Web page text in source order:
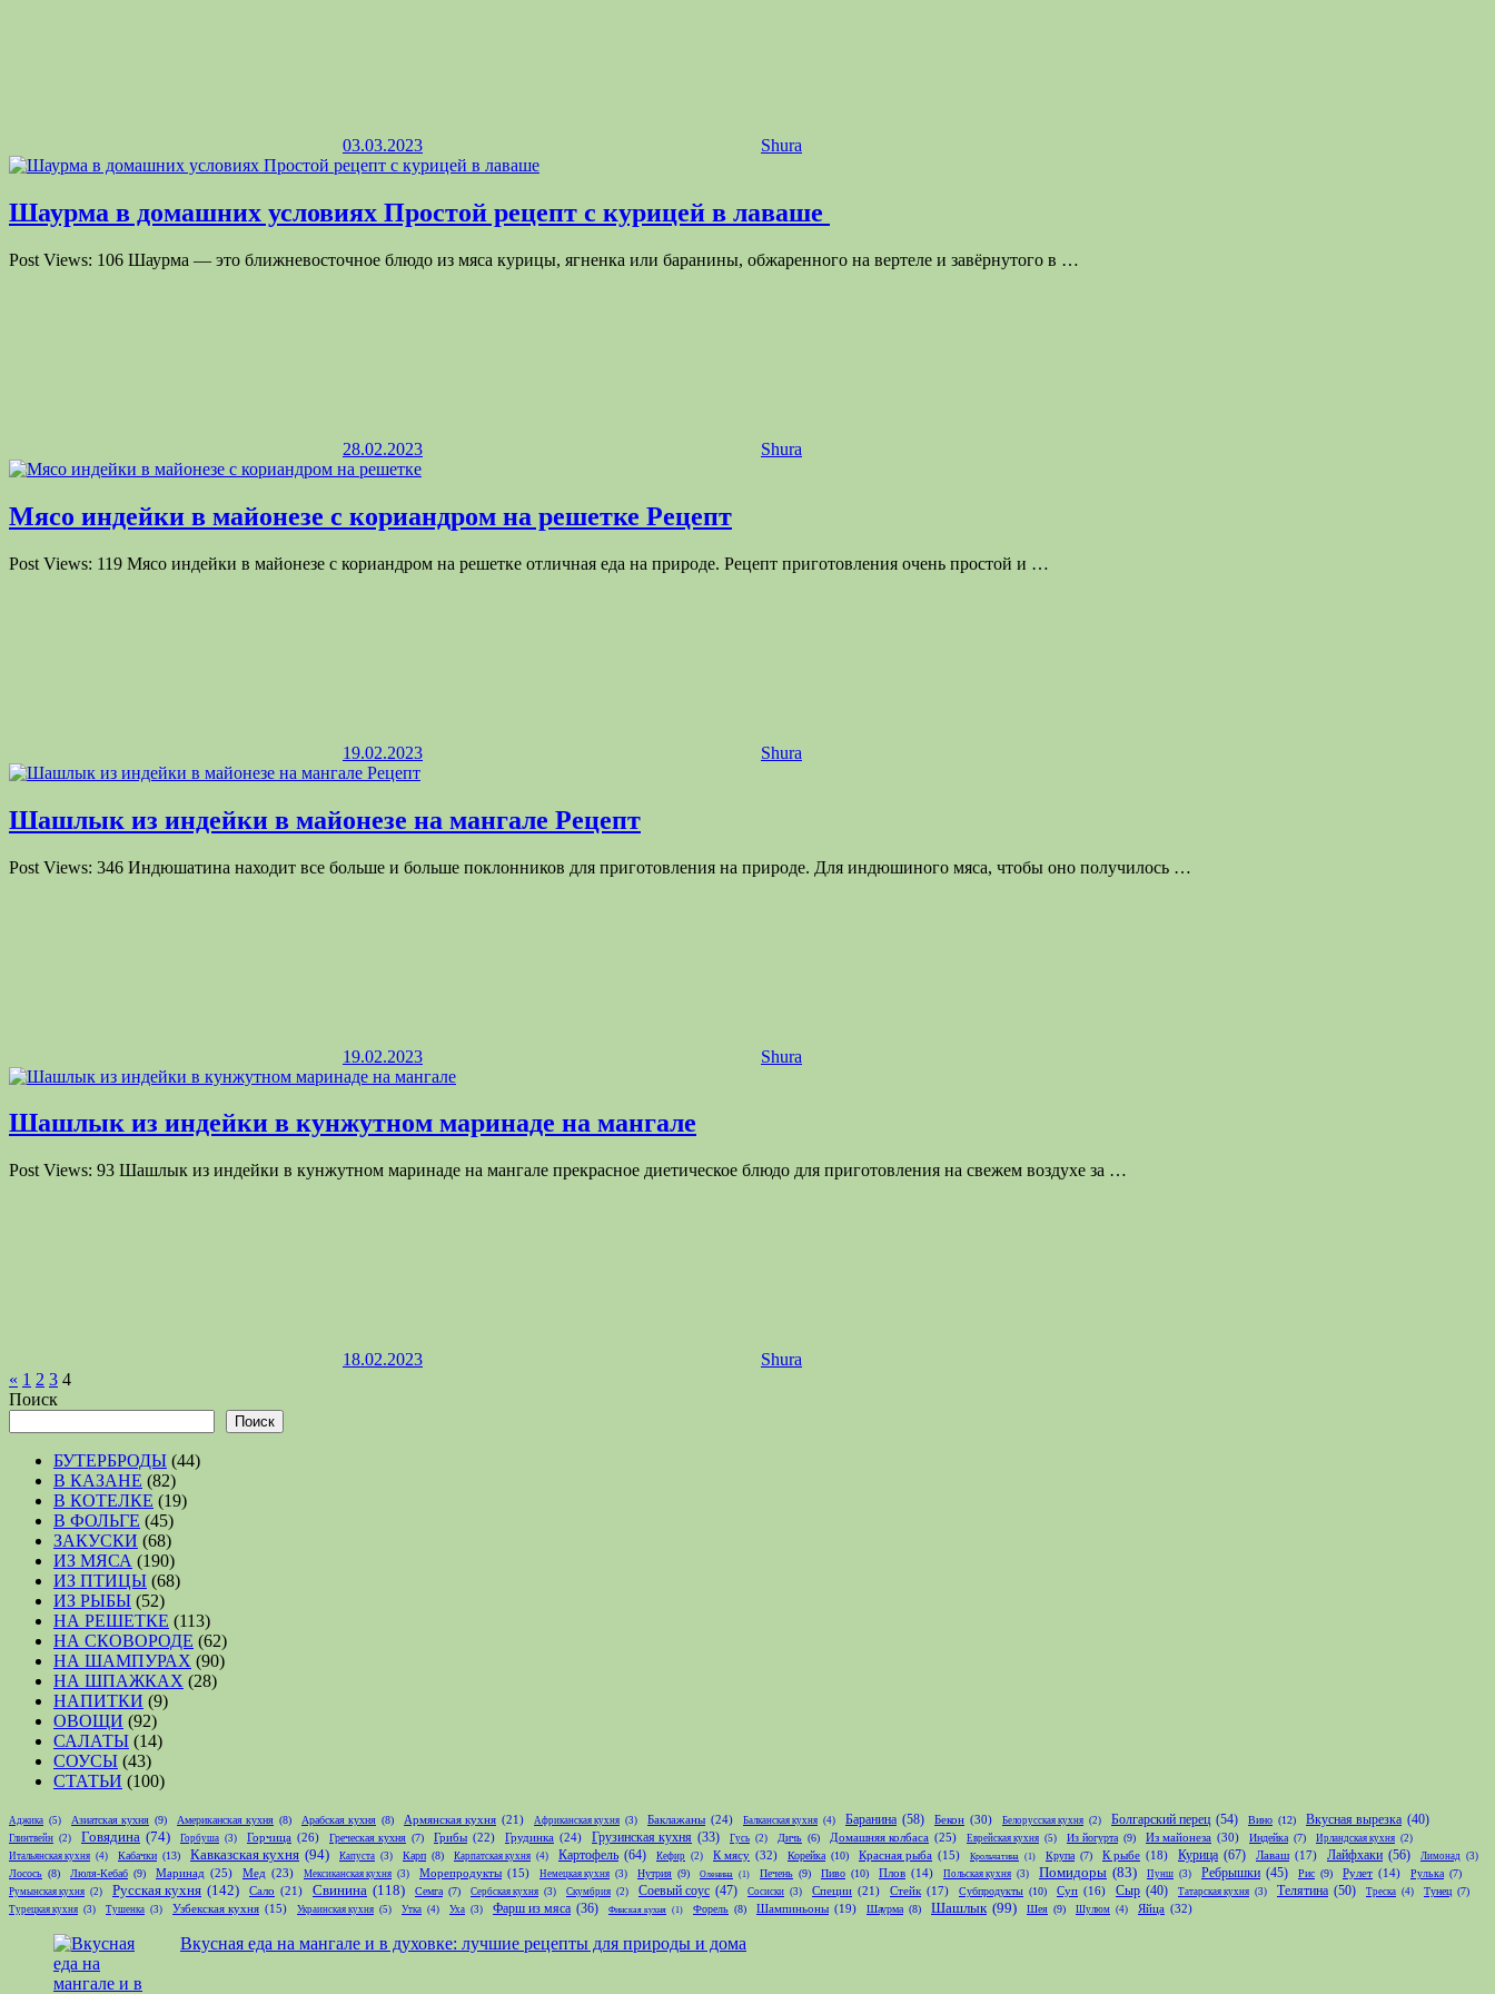
03.03.2023 Shura
Шаурма в домашних условиях Простой рецепт с курицей в лаваше
Post Views: 106 Шаурма — это ближневосточное блюдо из мяса курицы, ягненка или баранины, обжаренного на вертеле и завёрнутого в …
28.02.2023 Shura
Мясо индейки в майонезе с кориандром на решетке Рецепт
Post Views: 119 Мясо индейки в майонезе с кориандром на решетке отличная еда на природе. Рецепт приготовления очень простой и …
19.02.2023 Shura
Шашлык из индейки в майонезе на мангале Рецепт
Post Views: 346 Индюшатина находит все больше и больше поклонников для приготовления на природе. Для индюшиного мяса, чтобы оно получилось …
19.02.2023 Shura
Шашлык из индейки в кунжутном маринаде на мангале
Post Views: 93 Шашлык из индейки в кунжутном маринаде на мангале прекрасное диетическое блюдо для приготовления на свежем воздухе за …
18.02.2023 Shura
Пагинация
записей
« Предыдущие
записи
1 2 3 4
Поиск
Поиск
БУТЕРБРОДЫ (44)
В КАЗАНЕ (82)
В КОТЕЛКЕ (19)
В ФОЛЬГЕ (45)
ЗАКУСКИ (68)
ИЗ МЯСА (190)
ИЗ ПТИЦЫ (68)
ИЗ РЫБЫ (52)
НА РЕШЕТКЕ (113)
НА СКОВОРОДЕ (62)
НА ШАМПУРАХ (90)
НА ШПАЖКАХ (28)
НАПИТКИ (9)
ОВОЩИ (92)
САЛАТЫ (14)
СОУСЫ (43)
СТАТЬИ (100)
Аджика (5) Азиатская кухня (9) Американская кухня (8) Арабская кухня (8) Армянская кухня (21) Африканская кухня (3) Баклажаны (24) Балканская кухня (4) Баранина (58) Бекон (30) Белорусская кухня (2) Болгарский перец (54) Вино (12) Вкусная вырезка (40)
Глинтвейн (2) Говядина (74) Горбуша (3) Горчица (26) Греческая кухня (7) Грибы (22) Грудинка (24) Грузинская кухня (33) Гусь (2) Дичь (6) Домашняя колбаса (25) Еврейская кухня (5) Из йогурта (9) Из майонеза (30) Индейка (7) Ирландская кухня (2)
Итальянская кухня (4) Кабачки (13) Кавказская кухня (94) Капуста (3) Карп (8) Карпатская кухня (4) Картофель (64) Кефир (2) К мясу (32) Корейка (10) Красная рыба (15) Крольчатина (1) Крупа (7) К рыбе (18) Курица (67) Лаваш (17) Лайфхаки (56) Лимонад (3)
Лосось (8) Люля-Кебаб (9) Маринад (25) Мед (23) Мексиканская кухня (3) Морепродукты (15) Немецкая кухня (3) Нутрия (9) Оленина (1) Печень (9) Пиво (10) Плов (14) Польская кухня (3) Помидоры (83) Пунш (3) Ребрышки (45) Рис (9) Рулет (14) Рулька (7)
Румынская кухня (2) Русская кухня (142) Сало (21) Свинина (118) Семга (7) Сербская кухня (3) Скумбрия (2) Соевый соус (47) Сосиски (3) Специи (21) Стейк (17) Субпродукты (10) Суп (16) Сыр (40) Татарская кухня (3) Телятина (50) Треска (4) Тунец (7)
Турецкая кухня (3) Тушенка (3) Узбекская кухня (15) Украинская кухня (5) Утка (4) Уха (3) Фарш из мяса (36) Финская кухня (1) Форель (8) Шампиньоны (19) Шаурма (8) Шашлык (99) Шея (9) Шулюм (4) Яйца (32)
Вкусная еда на мангале и в духовке: лучшие рецепты для природы и дома